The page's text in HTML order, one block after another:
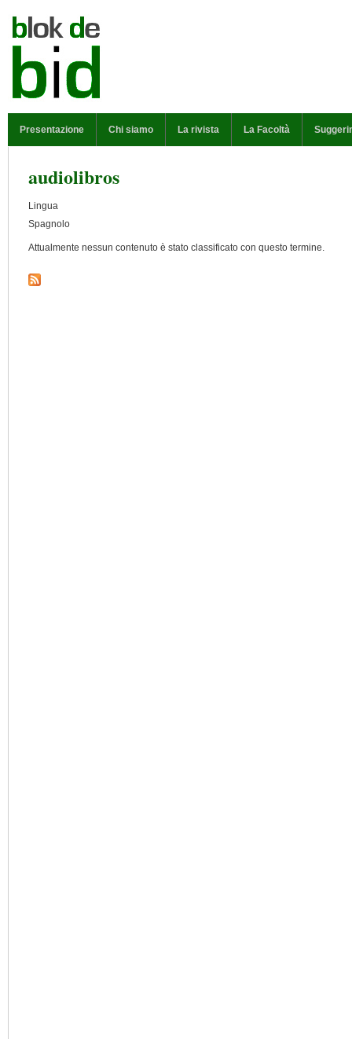
Presentazione Chi siamo La rivista La Facoltà
audiolibros
Lingua
Spagnolo
Attualmente nessun contenuto è stato classificato con questo termine.